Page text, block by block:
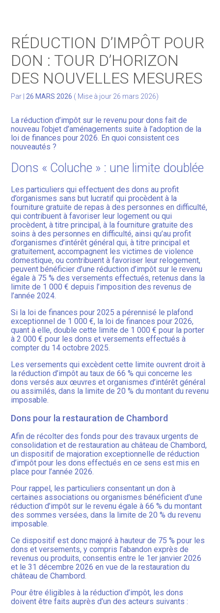
Gérer votre patrimoine
Facturation Électronique
RÉDUCTION D’IMPÔT POUR
DON : TOUR D’HORIZON
DES NOUVELLES MESURES
Par 26 MARS 2026 ( Mise à jour 26 mars 2026)
La réduction d’impôt sur le revenu pour dons fait de
nouveau l’objet d’aménagements suite à l’adoption de la
loi de finances pour 2026. En quoi consistent ces
nouveautés ?
Dons « Coluche » : une limite doublée
Les particuliers qui effectuent des dons au profit
d’organismes sans but lucratif qui procèdent à la
fourniture gratuite de repas à des personnes en difficulté,
qui contribuent à favoriser leur logement ou qui
procèdent, à titre principal, à la fourniture gratuite des
soins à des personnes en difficulté, ainsi qu’au profit
d’organismes d’intérêt général qui, à titre principal et
gratuitement, accompagnent les victimes de violence
domestique, ou contribuent à favoriser leur relogement,
peuvent bénéficier d’une réduction d’impôt sur le revenu
égale à 75 % des versements effectués, retenus dans la
limite de 1 000 € depuis l’imposition des revenus de
l’année 2024.
Si la loi de finances pour 2025 a pérennisé le plafond
exceptionnel de 1 000 €, la loi de finances pour 2026,
quant à elle, double cette limite de 1 000 € pour la porter
à 2 000 € pour les dons et versements effectués à
compter du 14 octobre 2025.
Les versements qui excèdent cette limite ouvrent droit à
la réduction d’impôt au taux de 66 % qui concerne les
dons versés aux œuvres et organismes d’intérêt général
ou assimilés, dans la limite de 20 % du montant du revenu
imposable.
Dons pour la restauration de Chambord
Afin de récolter des fonds pour des travaux urgents de
consolidation et de restauration au château de Chambord,
un dispositif de majoration exceptionnelle de réduction
d’impôt pour les dons effectués en ce sens est mis en
place pour l’année 2026.
Pour rappel, les particuliers consentant un don à
certaines associations ou organismes bénéficient d’une
réduction d’impôt sur le revenu égale à 66 % du montant
des sommes versées, dans la limite de 20 % du revenu
imposable.
Ce dispositif est donc majoré à hauteur de 75 % pour les
dons et versements, y compris l’abandon exprès de
revenus ou produits, consentis entre le 1er janvier 2026
et le 31 décembre 2026 en vue de la restauration du
château de Chambord.
Pour être éligibles à la réduction d’impôt, les dons
doivent être faits auprès d’un des acteurs suivants :